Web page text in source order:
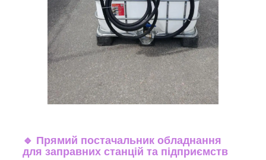
🔹 Прямий постачальник обладнання
для заправних станцій та підприємств